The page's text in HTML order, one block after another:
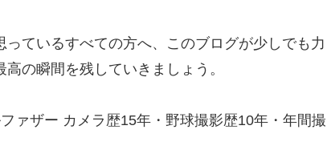
っているすべての方へ、このブログが少しでも力
の瞬間を残していきましょう。
ァザー カメラ歴15年・野球撮影歴10年・年間撮